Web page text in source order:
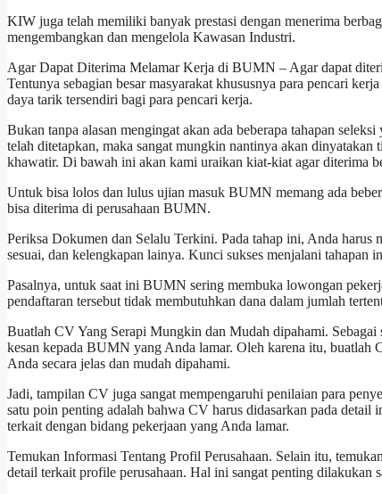
KIW juga telah memiliki banyak prestasi dengan menerima
mengembangkan dan mengelola Kawasan Industri.
Agar Dapat Diterima Melamar Kerja di BUMN – Agar dapat
Tentunya sebagian besar masyarakat khususnya para pencari
daya tarik tersendiri bagi para pencari kerja.
Bukan tanpa alasan mengingat akan ada beberapa tahapan
telah ditetapkan, maka sangat mungkin nantinya akan
khawatir. Di bawah ini akan kami uraikan kiat-kiat agar diterima
Untuk bisa lolos dan lulus ujian masuk BUMN memang ada
bisa diterima di perusahaan BUMN.
Periksa Dokumen dan Selalu Terkini. Pada tahap ini, Anda
sesuai, dan kelengkapan lainya. Kunci sukses menjalani
Pasalnya, untuk saat ini BUMN sering membuka lowongan
pendaftaran tersebut tidak membutuhkan dana dalam jumlah
Buatlah CV Yang Serapi Mungkin dan Mudah dipahami.
kesan kepada BUMN yang Anda lamar. Oleh karena itu,
Anda secara jelas dan mudah dipahami.
Jadi, tampilan CV juga sangat mempengaruhi penilaian para
satu poin penting adalah bahwa CV harus didasarkan pada
terkait dengan bidang pekerjaan yang Anda lamar.
Temukan Informasi Tentang Profil Perusahaan. Selain itu,
detail terkait profile perusahaan. Hal ini sangat penting dilakukan